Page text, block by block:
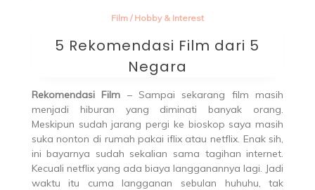
Film/ Hobby & Interest
5 Rekomendasi Film dari 5
Negara
Rekomendasi Film – Sampai sekarang film masih
menjadi hiburan yang diminati banyak orang.
Meskipun sudah jarang pergi ke bioskop saya masih
suka nonton di rumah pakai iflix atau netflix. Enak sih,
ini bayarnya sudah sekalian sama tagihan internet.
Kecuali netflix yang ada biaya langganannya lagi. Jadi
waktu itu cuma langganan sebulan huhuhu, tak